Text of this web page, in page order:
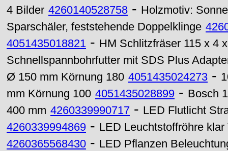
4 Bilder 4260140528758 - Holzmotiv:
Sparschäler, feststehende Doppelklinge
4051435018821 - HM Schlitzfräser 115 x 4
Schnellspannbohrfutter mit SDS Plus
Ø 150 mm Körnung 180 4051435024273 -
mm Körnung 100 4051435028899 - Bosch
400 mm 4260339990717 - LED Flutlicht
4260339994869 - LED Leuchtstoffröhre
4260365568430 - LED Pflanzen